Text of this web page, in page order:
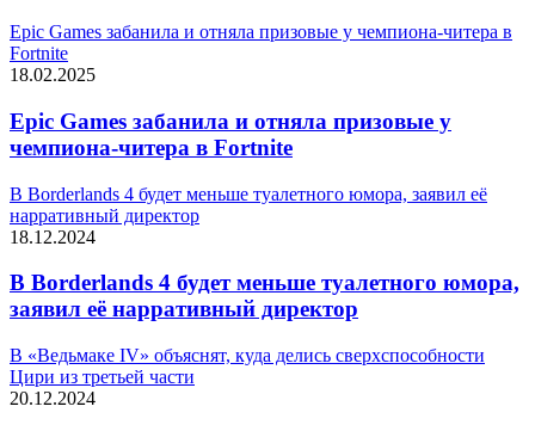
Epic Games забанила и отняла призовые у чемпиона-читера в
Fortnite
18.02.2025
Epic Games забанила и отняла призовые у
чемпиона-читера в Fortnite
В Borderlands 4 будет меньше туалетного юмора, заявил её
нарративный директор
18.12.2024
В Borderlands 4 будет меньше туалетного юмора,
заявил её нарративный директор
В «Ведьмаке IV» объяснят, куда делись сверхспособности
Цири из третьей части
20.12.2024